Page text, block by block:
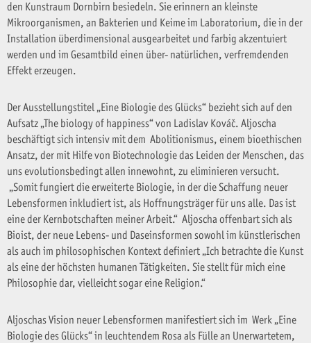
den Kunstraum Dornbirn besiedeln. Sie erinnern an kleinste
Mikroorganismen, an Bakterien und Keime im Laboratorium, die in der
Installation überdimensional ausgearbeitet und farbig akzentuiert
werden und im Gesamtbild einen über- natürlichen, verfremdenden
Effekt erzeugen.
Der Ausstellungstitel „Eine Biologie des Glücks“ bezieht sich auf den
Aufsatz „The biology of happiness“ von Ladislav Kováč. Aljoscha
beschäftigt sich intensiv mit dem Abolitionismus, einem bioethischen
Ansatz, der mit Hilfe von Biotechnologie das Leiden der Menschen, das
uns evolutionsbedingt allen innewohnt, zu eliminieren versucht.
„Somit fungiert die erweiterte Biologie, in der die Schaffung neuer
Lebensformen inkludiert ist, als Hoffnungsträger für uns alle. Das ist
eine der Kernbotschaften meiner Arbeit.“ Aljoscha offenbart sich als
Bioist, der neue Lebens- und Daseinsformen sowohl im künstlerischen
als auch im philosophischen Kontext definiert „Ich betrachte die Kunst
als eine der höchsten humanen Tätigkeiten. Sie stellt für mich eine
Philosophie dar, vielleicht sogar eine Religion.“
Aljoschas Vision neuer Lebensformen manifestiert sich im Werk „Eine
Biologie des Glücks“ in leuchtendem Rosa als Fülle an Unerwartetem,